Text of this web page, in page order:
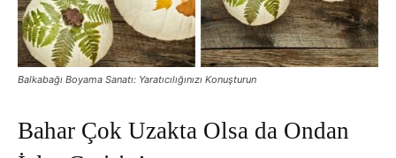
Balkabağı Boyama Sanatı: Yaratıcılığınızı Konuşturun
Bahar Çok Uzakta Olsa da Ondan